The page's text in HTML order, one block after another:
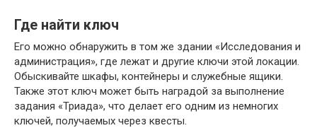
Где найти ключ
Его можно обнаружить в том же здании «Исследования и
администрация», где лежат и другие ключи этой локации.
Обыскивайте шкафы, контейнеры и служебные ящики.
Также этот ключ может быть наградой за выполнение
задания «Триада», что делает его одним из немногих
ключей, получаемых через квесты.